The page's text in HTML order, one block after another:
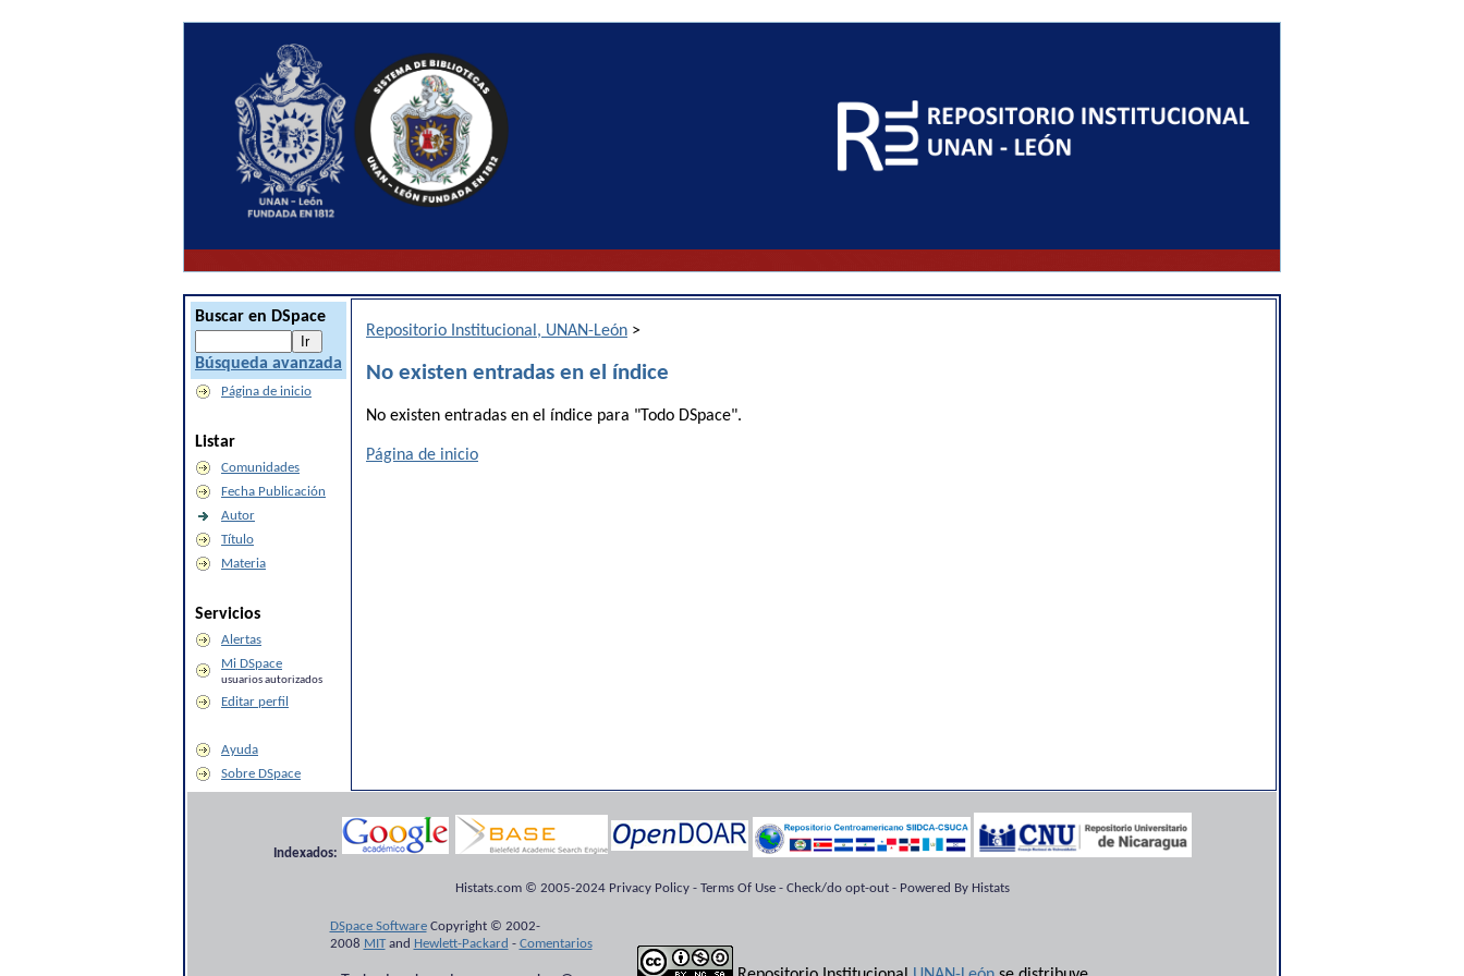
Buscar en DSpace
Búsqueda avanzada
Página de inicio
Listar
Comunidades
Fecha Publicación
Autor
Título
Materia
Servicios
Alertas
Mi DSpace
usuarios autorizados
Editar perfil
Ayuda
Sobre DSpace
Repositorio Institucional, UNAN-León >
No existen entradas en el índice
No existen entradas en el índice para "Todo DSpace".
Página de inicio
Indexados:
Histats.com © 2005-2024 Privacy Policy - Terms Of Use - Check/do opt-out - Powered By Histats
DSpace SoftwareCopyright © 2002-
2008 MITand Hewlett-Packard - Comentarios